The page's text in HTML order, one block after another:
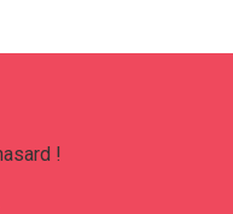
!